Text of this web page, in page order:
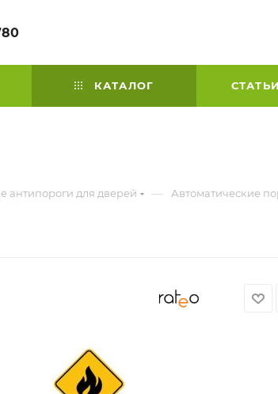
КАТАЛОГ
антипороги для дверей —
Автоматические